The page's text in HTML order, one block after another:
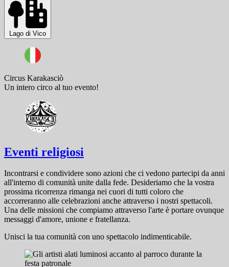
Lago di Vico
Circus Karakasciò
Un intero circo al tuo evento!
Eventi religiosi
Incontrarsi e condividere sono azioni che ci vedono partecipi da anni
all'interno di comunità unite dalla fede. Desideriamo che la vostra
prossima ricorrenza rimanga nei cuori di tutti coloro che
accorreranno alle celebrazioni anche attraverso i nostri spettacoli.
Una delle missioni che compiamo attraverso l'arte è portare ovunque
messaggi d'amore, unione e fratellanza.
Unisci la tua comunità con uno spettacolo indimenticabile.